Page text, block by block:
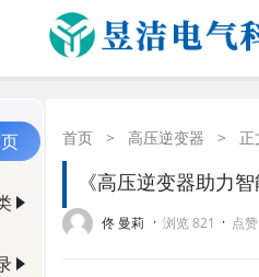
首页 > 高压逆变器 > 正
《高压逆变器助力
佟 曼莉 · 浏览 821 · 点